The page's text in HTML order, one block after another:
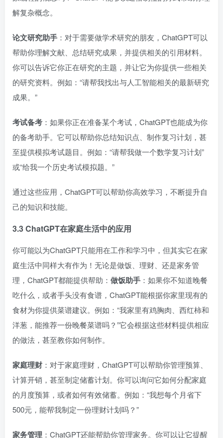
解复杂概念。
论文研究助手 ：对于需要做学术研究的朋友，ChatGPT可以
帮助你理解文献、总结研究成果，并提供相关的引用材料。
你可以告诉它你正在研究的主题，并让它为你提供一些相关
的研究资料。例如：“请帮我找出与人工智能相关的最新研究
成果。”
考试备考 ：如果你正在准备某个考试，ChatGPT也能成为你
的备考助手。它可以帮助你总结知识点、制作复习计划，甚
至提供模拟考试题目。例如：“请帮我做一个数学复习计划”
或“给我一个历史考试模拟题。”
通过这些应用，ChatGPT可以帮助你高效学习，不断提升自
己的知识和技能。
3.3 ChatGPT在家庭生活中的应用
你可能以为ChatGPT只能用在工作和学习中，但其实它在家
庭生活中同样大有作为！无论是做饭、理财、还是家务管
理，ChatGPT都能提供帮助： 做饭助手 ：如果你不知道晚餐
吃什么，或者手头没有食谱，ChatGPT能根据你家里现有的
食材为你提供菜谱建议。例如：“我家里有鸡胸肉、西红柿和
洋葱，能推荐一份晚餐菜谱吗？”它会根据这些材料提供相应
的做法，甚至教你如何制作。
家庭理财 ：对于家庭理财，ChatGPT可以帮助你管理预算、
计算开销，甚至制定储蓄计划。你可以询问它如何分配家庭
的月度预算，或者如何有效储蓄。例如：“我想每个月省下
500元，能帮我制定一份理财计划吗？”
家务管理 ：ChatGPT还能帮助你管理家务。你可以让它提醒